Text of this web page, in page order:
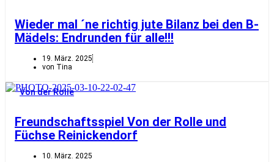
Wieder mal ´ne richtig jute Bilanz bei den B-
Mädels: Endrunden für alle!!!
19. März. 2025
von Tina
Von der Rolle
Freundschaftsspiel Von der Rolle und
Füchse Reinickendorf
10. März. 2025